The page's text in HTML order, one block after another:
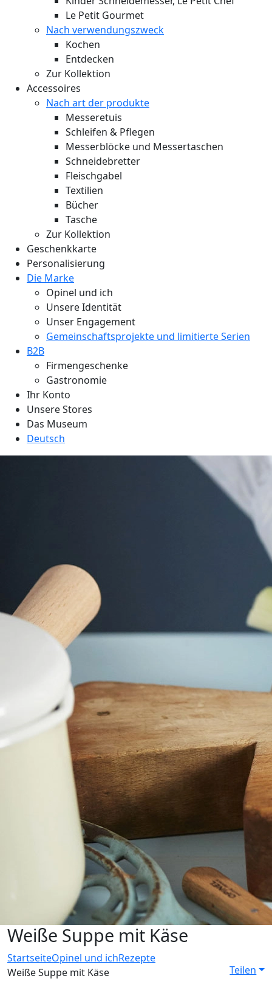
Le Petit Gourmet
Nach verwendungszweck
Kochen
Entdecken
Zur Kollektion
Accessoires
Nach art der produkte
Messeretuis
Schleifen & Pflegen
Messerblöcke und Messertaschen
Schneidebretter
Fleischgabel
Textilien
Bücher
Tasche
Zur Kollektion
Geschenkkarte
Personalisierung
Die Marke
Opinel und ich
Unsere Identität
Unser Engagement
Gemeinschaftsprojekte und limitierte Serien
B2B
Firmengeschenke
Gastronomie
Ihr Konto
Unsere Stores
Das Museum
Deutsch
Weiße Suppe mit Käse
StartseiteOpinel und ichRezepte
Weiße Suppe mit Käse
Teilen